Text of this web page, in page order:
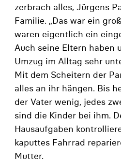
zerbrach alles, Jürgens
Familie. „Das war ein
waren eigentlich ein
Auch seine Eltern haben
Umzug im Alltag sehr
Mit dem Scheitern der
alles an ihr hängen. Bis
der Vater wenig, jedes
sind die Kinder bei ihm.
Hausaufgaben
kaputtes Fahrrad
Mutter.